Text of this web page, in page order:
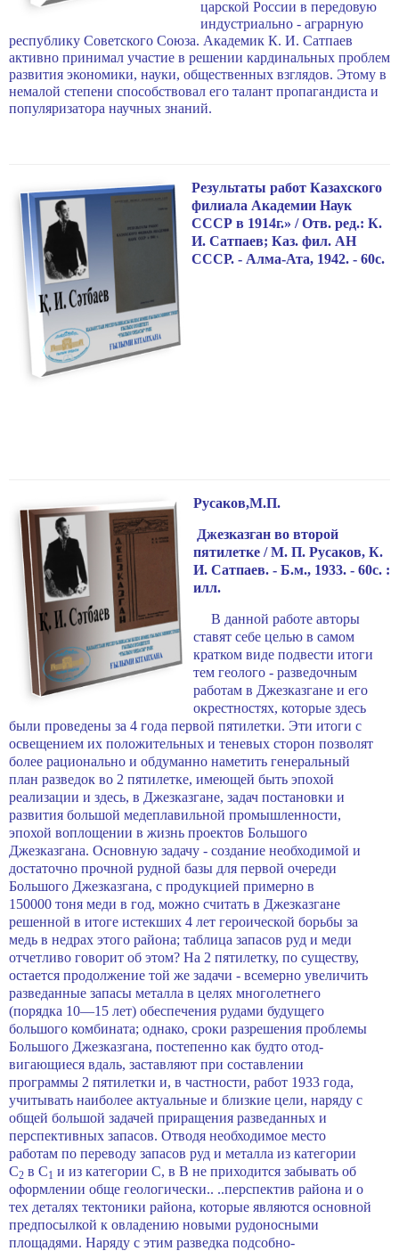
царской России в передовую
ин­дустриально - аграрную
республику Советского Союза. Академик К. И. Сатпаев
активно принимал участие в решении кардинальных проблем
развития экономики, науки, общественных взглядов. Этому в
немалой степени способствовал его талант пропагандиста и
попу­ляризатора научных знаний.
Результаты работ Казахского
филиала Академии Наук
СССР в 1914г.» / Отв. ред.: К.
И. Сатпаев; Каз. фил. АН
СССР. - Алма-Ата, 1942. - 60с.
Русаков,М.П.
Джезказган во второй
пятилетке / М. П. Русаков, К.
И. Сатпаев. - Б.м., 1933. - 60с. :
илл.
В данной работе авторы
ставят себе целью в самом
кратком виде подвести итоги
тем геолого - разведочным
работам в Джезказгане и его
окрестностях, которые здесь
бы­ли проведены за 4 года первой пятилетки. Эти итоги с
ос­вещением их положительных и теневых сторон позволят
более рационально и обдуманно наметить генеральный
план разведок во 2 пятилетке, имеющей быть эпохой
реализации и здесь, в Джезказгане, задач постановки и
развития большой медеплавильной промышленности,
эпохой воплощении в жизнь проектов Большого
Джезказгана. Основную задачу - создание необходимой и
достаточно прочной рудной базы для первой очереди
Большого Джезказгана, с продукцией примерно в
150000 тоня меди в год, можно считать в Джезказгане
решенной в итоге истекших 4 лет героической борьбы за
медь в недрах этого района; таблица запасов руд и меди
отчетливо говорит об этом? На 2 пятилетку, по существу,
остается продолжение той же задачи - всемерно увеличить
разведанные запасы металла в целях многолетнего
(порядка 10—15 лет) обеспечения рудами будущего
большого комбината; однако, сроки разрешения проблемы
Большого Джезказгана, постепенно как будто отод­
вигающиеся вдаль, заставляют при составлении
программы 2 пятилетки и, в частности, работ 1933 года,
учитывать наиболее актуальные и близкие цели, наряду с
общей боль­шой задачей приращения разведанных и
перспективных за­пасов. Отводя необходимое место
работам по переводу запасов руд и металла из категории
С2 в С1 и из категории С, в В не приходится забывать об
оформлении обще геологически.. ..перспектив района и о
тех деталях тектоники района, которые являются основной
предпосылкой к овладению новыми рудоносными
площадями. Наряду с этим разведка подсобно-